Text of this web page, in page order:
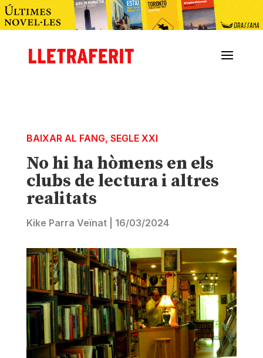
BAIXAR AL FANG, SEGLE XXI
No hi ha hòmens en els
clubs de lectura i altres
realitats
Kike Parra Veïnat| 16/03/2024